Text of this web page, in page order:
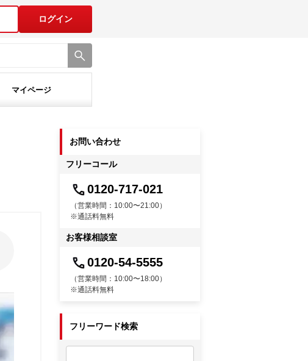
ログイン
マイページ
お問い合わせ
フリーコール
0120-717-021
（営業時間：10:00〜21:00）
※通話料無料
お客様相談室
0120-54-5555
（営業時間：10:00〜18:00）
※通話料無料
フリーワード検索